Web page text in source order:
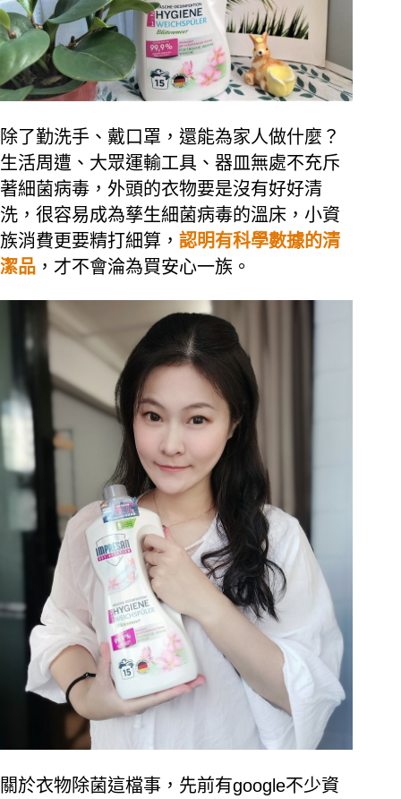
除了勤洗手、戴口罩，還能為家人做什麼？
生活周遭、大眾運輸工具、器皿無處不充斥
著細菌病毒，外頭的衣物要是沒有好好清
洗，很容易成為孳生細菌病毒的溫床，小資
族消費更要精打細算， 認明有科學數據的清
潔品 ，才不會淪為買安心一族。
關於衣物除菌這檔事，先前有google不少資